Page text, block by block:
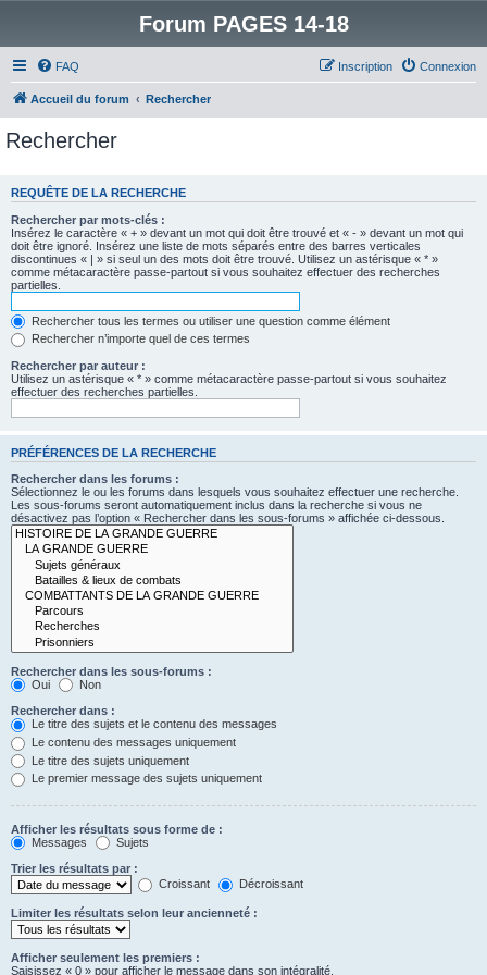
Forum PAGES 14-18
FAQ Connexion
Inscription
Accueil du forum Rechercher
Rechercher
REQUÊTE DE LA RECHERCHE
Rechercher par mots-clés :
Insérez le caractère « + » devant un mot qui doit être trouvé et « - » devant un mot qui
doit être ignoré. Insérez une liste de mots séparés entre des barres verticales
discontinues « | » si seul un des mots doit être trouvé. Utilisez un astérisque « * »
comme métacaractère passe-partout si vous souhaitez effectuer des recherches
partielles.
Rechercher tous les termes ou utiliser une question comme élément
Rechercher n’importe quel de ces termes
Rechercher par auteur :
Utilisez un astérisque « * » comme métacaractère passe-partout si vous souhaitez
effectuer des recherches partielles.
PRÉFÉRENCES DE LA RECHERCHE
Rechercher dans les forums :
Sélectionnez le ou les forums dans lesquels vous souhaitez effectuer une recherche.
Les sous-forums seront automatiquement inclus dans la recherche si vous ne
désactivez pas l’option « Rechercher dans les sous-forums » affichée ci-dessous.
Rechercher dans les sous-forums :
Oui
Non
Rechercher dans :
Le titre des sujets et le contenu des messages
Le contenu des messages uniquement
Le titre des sujets uniquement
Le premier message des sujets uniquement
Afficher les résultats sous forme de :
Messages
Sujets
Trier les résultats par :
Croissant
Décroissant
Limiter les résultats selon leur ancienneté :
Afficher seulement les premiers :
Saisissez « 0 » pour afficher le message dans son intégralité.